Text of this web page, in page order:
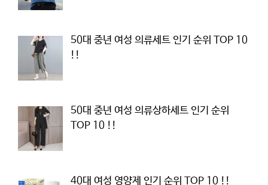
50대 중년 여성 의류세트 인기 순위 TOP 10
!!
50대 중년 여성 의류상하세트 인기 순위
TOP 10 !!
40대 여성 영양제 인기 순위 TOP 10 !!